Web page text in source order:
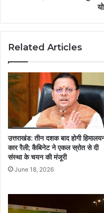
Related Articles
उत्तराखंड: तीन दशक बाद होगी
कार रैली; कैबिनेट ने एकल स्रोत से दी
संस्था के चयन की मंजूरी
June 18, 2026